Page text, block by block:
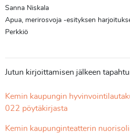
Sanna Niskala
Apua, merirosvoja -esityksen
Perkkiö
Jutun kirjoittamisen jälkeen
Kemin kaupungin
022 pöytäkirjasta
Kemin kaupunginteatterin